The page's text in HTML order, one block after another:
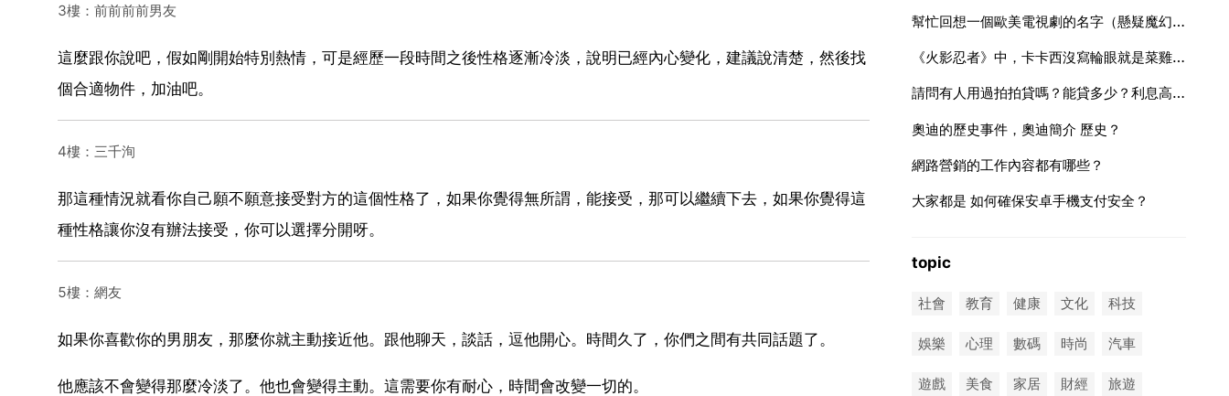
3樓：前前前前男友
這麼跟你說吧，假如剛開始特別熱情，可是經歷一段時間之後性格逐漸冷淡，說明已經內心變化，建議說清楚，然後找
個合適物件，加油吧。
4樓：三千洵
那這種情況就看你自己願不願意接受對方的這個性格了，如果你覺得無所謂，能接受，那可以繼續下去，如果你覺得這
種性格讓你沒有辦法接受，你可以選擇分開呀。
5樓：網友
如果你喜歡你的男朋友，那麼你就主動接近他。跟他聊天，談話，逗他開心。時間久了，你們之間有共同話題了。
他應該不會變得那麼冷淡了。他也會變得主動。這需要你有耐心，時間會改變一切的。
幫忙回想一個歐美電視劇的名字（懸疑魔幻類）
《火影忍者》中，卡卡西沒寫輪眼就是菜雞嗎？
請問有人用過拍拍貸嗎？能貸多少？利息高嗎？
奧迪的歷史事件，奧迪簡介 歷史？
網路營銷的工作內容都有哪些？
大家都是 如何確保安卓手機支付安全？
topic
社會 教育 健康 文化 科技
娛樂 心理 數碼 時尚 汽車
遊戲 美食 家居 財經 旅遊